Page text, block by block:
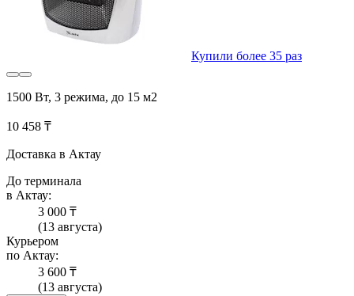
Купили более 35 раз
1500 Вт, 3 режима, до 15 м2
10 458 ₸
Доставка в Актау
До терминала
в Актау:
3 000 ₸
(13 августа)
Курьером
по Актау:
3 600 ₸
(13 августа)